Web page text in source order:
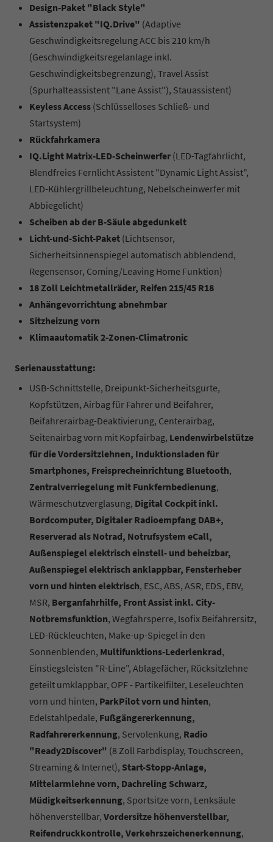
Design-Paket "Black Style"
Assistenzpaket "IQ.Drive" (Adaptive
Geschwindigkeitsregelung ACC bis 210 km/h
(Geschwindigkeitsregelanlage inkl.
Geschwindigkeitsbegrenzung), Travel Assist
(Spurhalteassistent "Lane Assist"), Stauassistent)
Keyless Access (Schlüsselloses Schließ- und
Startsystem)
Rückfahrkamera
IQ.Light Matrix-LED-Scheinwerfer (LED-Tagfahrlicht,
Blendfreies Fernlicht Assistent "Dynamic Light Assist",
LED-Kühlergrillbeleuchtung, Nebelscheinwerfer mit
Abbiegelicht)
Scheiben ab der B-Säule abgedunkelt
Licht-und-Sicht-Paket (Lichtsensor,
Sicherheitsinnenspiegel automatisch abblendend,
Regensensor, Coming/Leaving Home Funktion)
18 Zoll Leichtmetallräder, Reifen 215/45 R18
Anhängevorrichtung abnehmbar
Sitzheizung vorn
Klimaautomatik 2-Zonen-Climatronic
Serienausstattung:
USB-Schnittstelle, Dreipunkt-Sicherheitsgurte,
Kopfstützen, Airbag für Fahrer und Beifahrer,
Beifahrerairbag-Deaktivierung, Centerairbag,
Seitenairbag vorn mit Kopfairbag, Lendenwirbelstütze
für die Vordersitzlehnen, Induktionsladen für
Smartphones, Freisprecheinrichtung Bluetooth,
Zentralverriegelung mit Funkfernbedienung,
Wärmeschutzverglasung, Digital Cockpit inkl.
Bordcomputer, Digitaler Radioempfang DAB+,
Reserverad als Notrad, Notrufsystem eCall,
Außenspiegel elektrisch einstell- und beheizbar,
Außenspiegel elektrisch anklappbar, Fensterheber
vorn und hinten elektrisch, ESC, ABS, ASR, EDS, EBV,
MSR, Berganfahrhilfe, Front Assist inkl. City-
Notbremsfunktion, Wegfahrsperre, Isofix Beifahrersitz,
LED-Rückleuchten, Make-up-Spiegel in den
Sonnenblenden, Multifunktions-Lederlenkrad,
Einstiegsleisten "R-Line", Ablagefächer, Rücksitzlehne
geteilt umklappbar, OPF - Partikelfilter, Leseleuchten
vorn und hinten, ParkPilot vorn und hinten,
Edelstahlpedale, Fußgängererkennung,
Radfahrererkennung, Servolenkung, Radio
"Ready2Discover" (8 Zoll Farbdisplay, Touchscreen,
Streaming & Internet), Start-Stopp-Anlage,
Mittelarmlehne vorn, Dachreling Schwarz,
Müdigkeitserkennung, Sportsitze vorn, Lenksäule
höhenverstellbar, Vordersitze höhenverstellbar,
Reifendruckkontrolle, Verkehrszeichenerkennung,